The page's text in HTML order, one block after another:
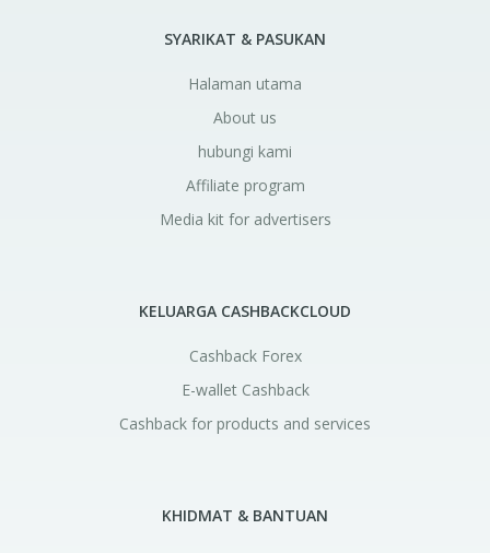
SYARIKAT & PASUKAN
Halaman utama
About us
hubungi kami
Affiliate program
Media kit for advertisers
KELUARGA CASHBACKCLOUD
Cashback Forex
E-wallet Cashback
Cashback for products and services
KHIDMAT & BANTUAN